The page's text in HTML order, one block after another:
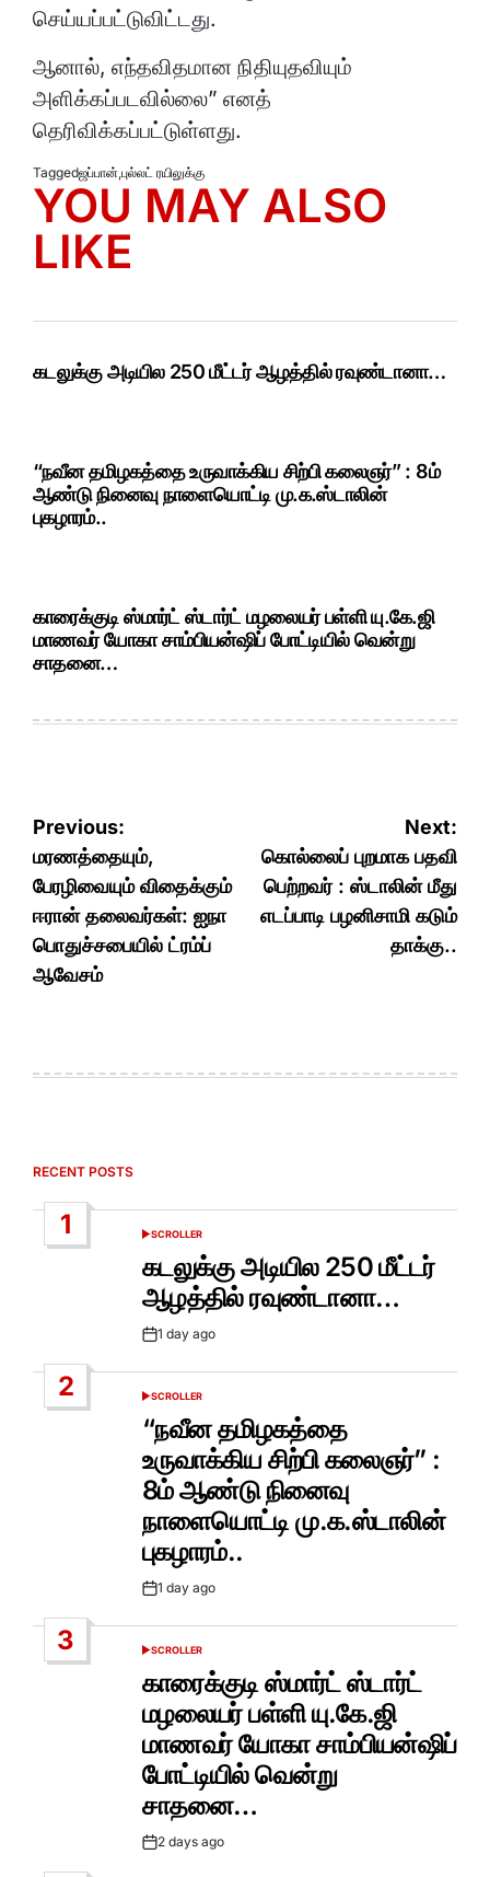
செய்யப்பட்டுவிட்டது.
ஆனால், எந்தவிதமான நிதியுதவியும்
அளிக்கப்படவில்லை” எனத்
தெரிவிக்கப்பட்டுள்ளது.
Taggedஜப்பான்,புல்லட் ரயிலுக்கு
YOU MAY ALSO
LIKE
கடலுக்கு அடியில 250 மீட்டர் ஆழத்தில் ரவுண்டானா…
“நவீன தமிழகத்தை உருவாக்கிய சிற்பி கலைஞர்” : 8ம்
ஆண்டு நினைவு நாளையொட்டி மு.க.ஸ்டாலின்
புகழாரம்..
காரைக்குடி ஸ்மார்ட் ஸ்டார்ட் மழலையர் பள்ளி யு.கே.ஜி
மாணவர் யோகா சாம்பியன்ஷிப் போட்டியில் வென்று
சாதனை…
Post
navigation
Previous:
மரணத்தையும்,
பேரழிவையும் விதைக்கும்
ஈரான் தலைவர்கள்: ஐநா
பொதுச்சபையில் ட்ரம்ப்
ஆவேசம்
Next:
கொல்லைப் புறமாக பதவி
பெற்றவர் : ஸ்டாலின் மீது
எடப்பாடி பழனிசாமி கடும்
தாக்கு..
RECENT POSTS
1
POSTED
SCROLLER
கடலுக்கு அடியில 250 மீட்டர்
ஆழத்தில் ரவுண்டானா…
Post1 day ago
2
POSTED
IN
SCROLLER
“நவீன தமிழகத்தை
உருவாக்கிய சிற்பி கலைஞர்” :
8ம் ஆண்டு நினைவு
நாளையொட்டி மு.க.ஸ்டாலின்
புகழாரம்..
Post1 day ago
3
POSTED
SCROLLER
காரைக்குடி ஸ்மார்ட் ஸ்டார்ட்
மழலையர் பள்ளி யு.கே.ஜி
மாணவர் யோகா சாம்பியன்ஷிப்
போட்டியில் வென்று
சாதனை…
Post2 days ago